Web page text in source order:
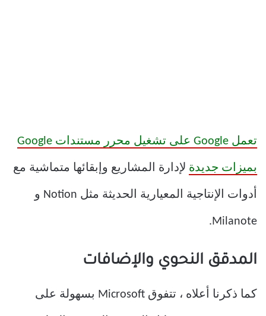
تعمل Google على تشغيل محرر مستندات Google
بميزات جديدة لإدارة المشاريع وإبقائها متماشية مع
أدوات الإنتاجية المعيارية الحديثة مثل Notion و
Milanote.
المدقق النحوي والإضافات
كما ذكرنا أعلاه ، تتفوق Microsoft بسهولة على